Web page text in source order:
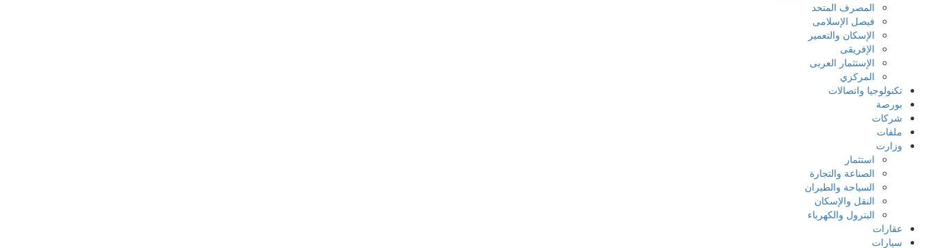
المصرف المتحد
فيصل الإسلامى
الإسكان والتعمير
الإفريقى
الإستثمار العربى
المركزي
تكنولوجيا واتصالات
بورصة
شركات
ملفات
وزارت
استثمار
الصناعة والتجارة
السياحة والطيران
النقل والإسكان
البترول والكهرباء
عقارات
سيارات